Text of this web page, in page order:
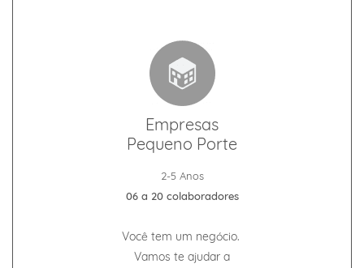
Empresas
Pequeno Porte
2-5 Anos
06 a 20 colaboradores
Você tem um negócio.
Vamos te ajudar a